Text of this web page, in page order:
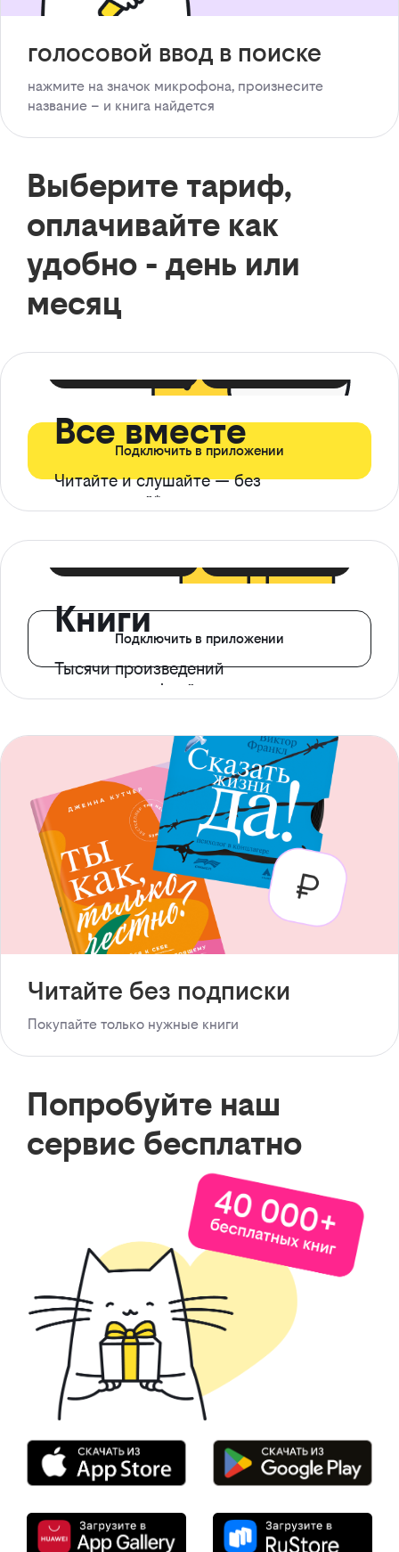
голосовой ввод в поиске
нажмите на значок микрофона, произнесите
название – и книга найдется
Выберите тариф,
оплачивайте как
удобно - день или
месяц
Все вместе
Читайте и слушайте — без
ограничений*
Подключить в приложении
Книги
Тысячи произведений
с доступом офлайн
Подключить в приложении
Читайте без подписки
Покупайте только нужные книги
Попробуйте наш
сервис бесплатно